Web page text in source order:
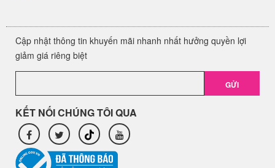
Cập nhật thông tin khuyến mãi nhanh nhất hưởng quyền lợi
giảm giá riêng biệt
GỬI
KẾT NỐI CHÚNG TÔI QUA